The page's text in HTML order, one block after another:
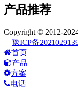
产品推荐
Copyright © 2012-
豫ICP备
首页
产品
方案
电话